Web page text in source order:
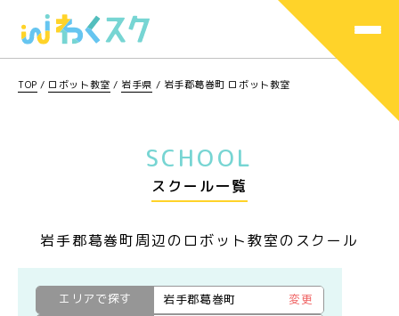
TOP / ロボット教室 / 岩手県 / 岩手郡葛巻町 ロボット教室
SCHOOL
スクール一覧
岩手郡葛巻町周辺のロボット教室のスクール
エリアで探す 岩手郡葛巻町
変更